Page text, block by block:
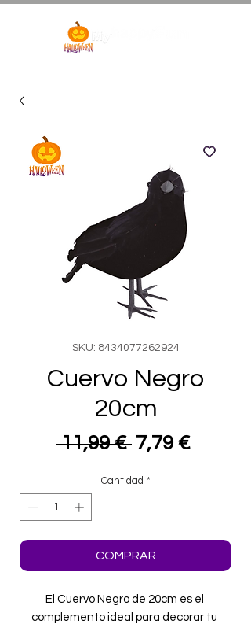
SKU: 8434077262924
Cuervo Negro
20cm
11,99 € Precio
7,79 €Precio
Cantidad *
COMPRAR
El Cuervo Negro de 20cm es el
complemento ideal para decorar tu